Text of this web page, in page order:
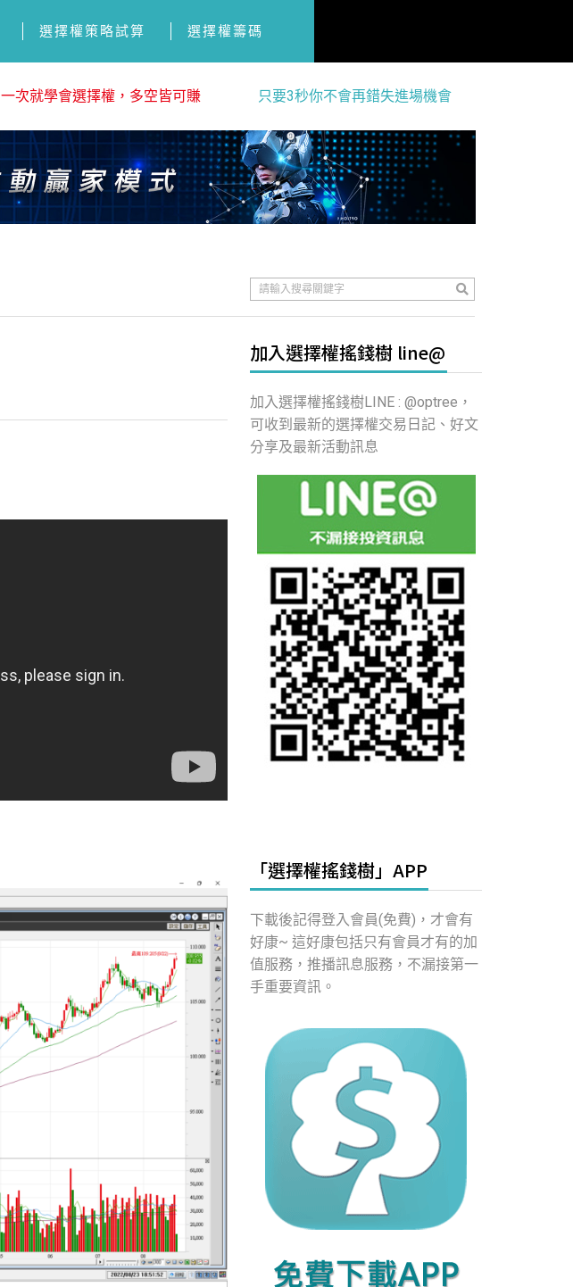
選擇權策略試算 選擇權籌碼
一次就學會選擇權，多空皆可賺 只要3秒你不會再錯失進場機會
加入選擇權搖錢樹 line@
加入選擇權搖錢樹LINE : @optree，
可收到最新的選擇權交易日記、好文
分享及最新活動訊息
「選擇權搖錢樹」APP
下載後記得登入會員(免費)，才會有
好康~ 這好康包括只有會員才有的加
值服務，推播訊息服務，不漏接第一
手重要資訊。